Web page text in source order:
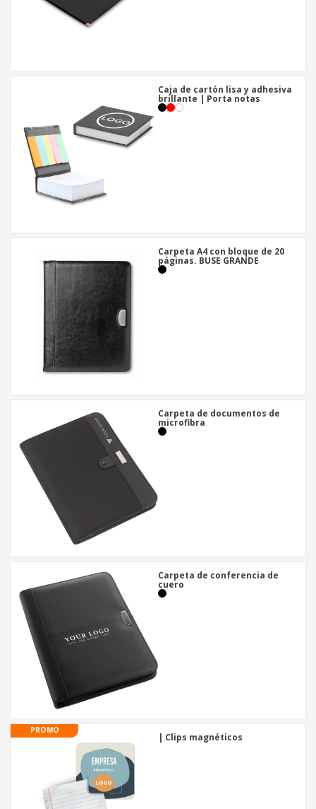
Caja de cartón lisa y adhesiva
brillante | Porta notas
Carpeta A4 con bloque de 20
páginas. BUSE GRANDE
Carpeta de documentos de
microfibra
Carpeta de conferencia de
cuero
PROMO
| Clips magnéticos